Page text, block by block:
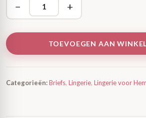
− +
TOEVOEGEN AAN
Categorieën:Briefs, Lingerie, Lingerie voor Hem